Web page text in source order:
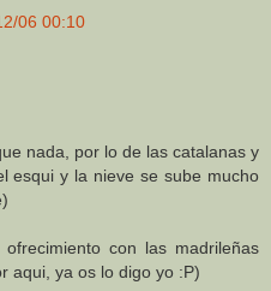
06 00:10
nada, por lo de las catalanas y
esqui y la nieve se sube mucho
con las madrileñas
aqui, ya os lo digo yo :P)